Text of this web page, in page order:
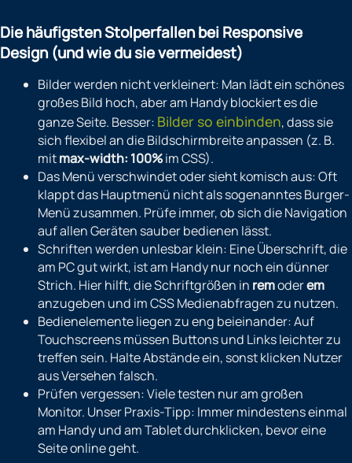
Die häufigsten Stolperfallen bei Responsive
Design (und wie du sie vermeidest)
Bilder werden nicht verkleinert: Man lädt ein schönes
großes Bild hoch, aber am Handy blockiert es die
ganze Seite. Besser: Bilder so einbinden, dass sie
sich flexibel an die Bildschirmbreite anpassen (z. B.
mitmax-width: 100%im CSS).
Das Menü verschwindet oder sieht komisch aus: Oft
klappt das Hauptmenü nicht als sogenanntes Burger-
Menü zusammen. Prüfe immer, ob sich die Navigation
auf allen Geräten sauber bedienen lässt.
Schriften werden unlesbar klein: Eine Überschrift, die
am PC gut wirkt, ist am Handy nur noch ein dünner
Strich. Hier hilft, die Schriftgrößen in remoderem
anzugeben und im CSS Medienabfragen zu nutzen.
Bedienelemente liegen zu eng beieinander: Auf
Touchscreens müssen Buttons und Links leichter zu
treffen sein. Halte Abstände ein, sonst klicken Nutzer
aus Versehen falsch.
Prüfen vergessen: Viele testen nur am großen
Monitor. Unser Praxis-Tipp: Immer mindestens einmal
am Handy und am Tablet durchklicken, bevor eine
Seite online geht.